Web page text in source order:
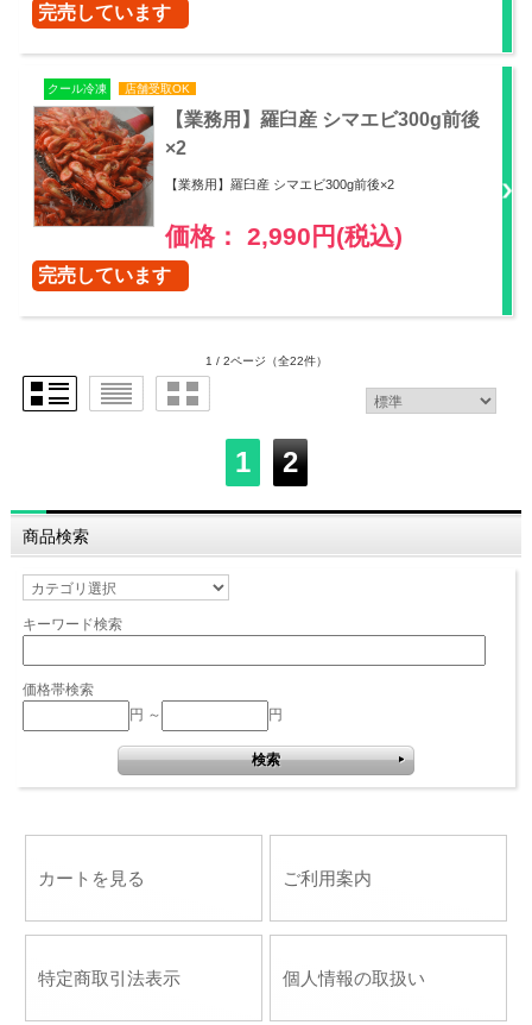
完売しています
クール冷凍 店舗受取OK
【業務用】羅臼産 シマエビ300g前後
×2
【業務用】羅臼産 シマエビ300g前後×2
価格： 2,990円(税込)
完売しています
1 / 2ページ （全22件）
1 2
商品検索
キーワード検索
価格帯検索
円 ～
円
カートを見る ご利用案内
特定商取引法表示 個人情報の取扱い